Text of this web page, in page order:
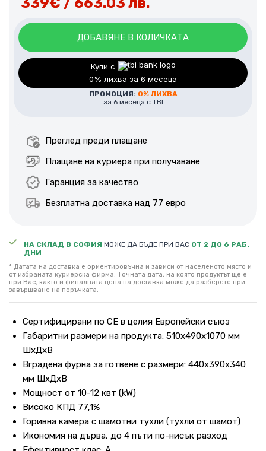
НА СКЛАД В СОФИЯ МОЖЕ ДА БЪДЕ ПРИ ВАС ОТ 2 ДО 6 РАБ.
ДНИ
* Датата на доставка е ориентировъчна и зависи от населеното място и
от избраната куриерска фирма. Точната дата, на която продуктът ще е
при Вас, както и финалната цена на доставка може да разберете при
завършване на поръчката.
Сертифицирани по СЕ в целия Европейски съюз
Габаритни размери на продукта: 510х490х1070 мм
ШхДхВ
Вградена фурна за готвене с размери: 440x390x340
мм ШхДхВ
Мощност от 10-12 квт (kW)
Високо КПД 77,1%
Горивна камера с шамотни тухли (тухли от шамот)
Икономия на дърва, до 4 пъти по-нисък разход
ДОБАВЯНЕ В КОЛИЧКАТА
Купи с
0% лихва за 6 месеца
ПРОМОЦИЯ: 0% ЛИХВА
за 6 месеца с TBI
Преглед преди плащане
Плащане на куриера при получаване
Гаранция за качество
Безплатна доставка над 77 евро